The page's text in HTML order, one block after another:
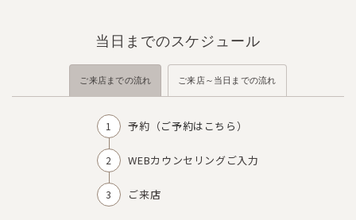
当日までのスケジュール
ご来店までの流れ ご来店～当日までの流れ
予約（ご予約はこちら）
WEBカウンセリングご入力
ご来店